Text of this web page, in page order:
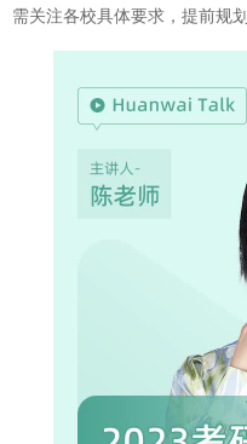
需关注各校具体要求，提前规划